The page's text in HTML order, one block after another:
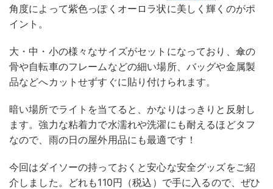
角度によって紫色っぽくオーロラ状に美しく輝くのがポ
イント。
大・中・小の様々なサイズがセットになっており、傘の
骨や自転車のフレームなどの細い場所、バッグや金属製
品などへカットせずすぐに貼り付けられます。
暗い場所でライトを当てると、かなりはっきりと反射し
ます。強力な粘着力で水濡れや洗濯にも耐えるほどタフ
なので、雨の日の屋外用品にも最適です！
今回はダイソーの持っておくと安心な安全グッズをご紹
介しました。どれも110円（税込）で手に入るので、ぜひ